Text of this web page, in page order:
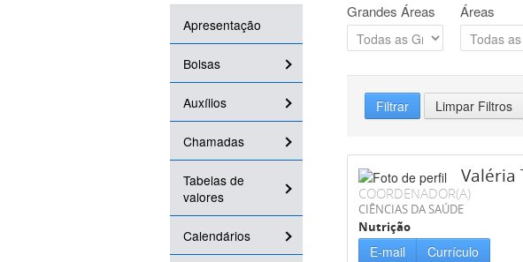
Apresentação
Bolsas
Auxílios
Chamadas
Tabelas de
valores
Calendários
Grandes Áreas Áreas
Filtrar Limpar Filtros
Valéria
COORDENADOR(A)
CIÊNCIAS DA SAÚDE
Nutrição
E-mail Currículo